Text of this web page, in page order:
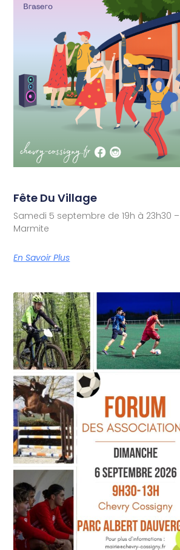
Fête Du Village
Samedi 5 septembre de 19h à 23h30
Marmite
En Savoir Plus